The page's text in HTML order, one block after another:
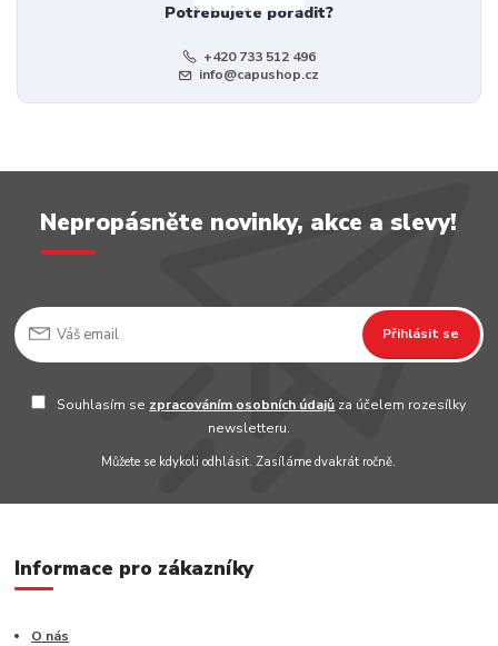
Potřebujete poradit?
+420 733 512 496
info@capushop.cz
Nepropásněte novinky, akce a slevy!
Přihlásit se
Souhlasím se zpracováním osobních údajů za účelem rozesílky
newsletteru.
Můžete se kdykoli odhlásit. Zasíláme dvakrát ročně.
Informace pro zákazníky
O nás